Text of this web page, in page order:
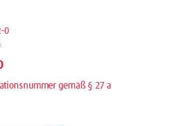
0
gemäß § 27 a